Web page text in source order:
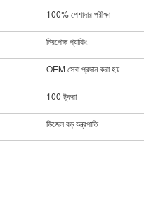
100% পেশাদার পরীক্ষা
নিরপেক্ষ প্যাকিং
OEM সেবা প্রদান করা হয়
100 টুকরা
ডিজেল বড় যন্ত্রপাতি